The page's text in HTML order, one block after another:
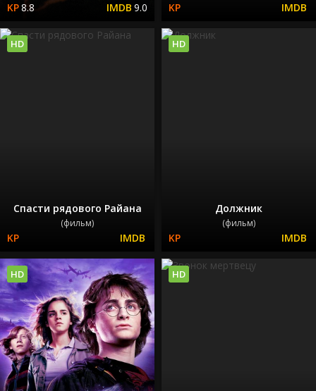
8.8 9.0
Спасти рядового Райана
(фильм)
HD
Должник
(фильм)
HD
HD HD